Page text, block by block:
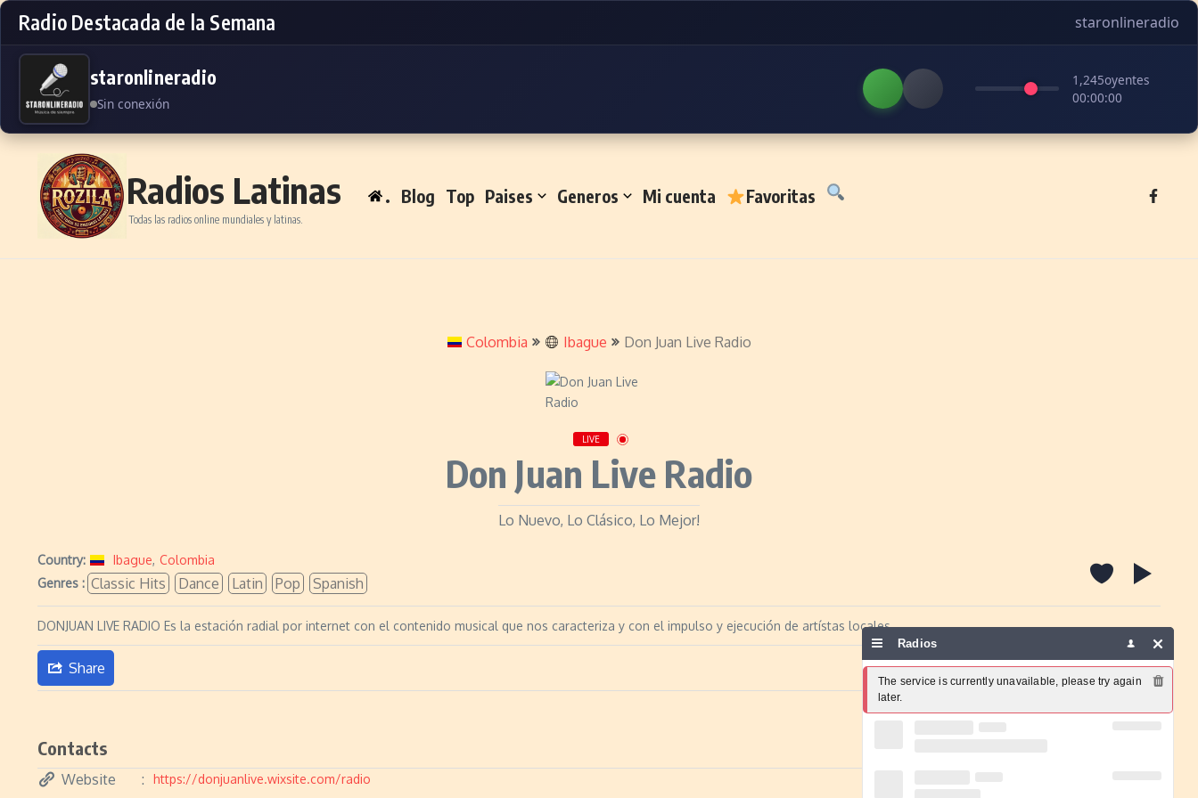
Radio Destacada de la Semana staronlineradio
staronlineradio
Sin conexión
1,245oyentes
00:00:00
Skip to content
Radios Latinas
Todas las radios online mundiales y latinas.
. Blog Top Paises Generos Mi cuenta Favoritas
Colombia Ibague Don Juan Live Radio
LIVE
Don Juan Live Radio
Lo Nuevo, Lo Clásico, Lo Mejor!
Country: Ibague, Colombia
Genres : Classic Hits Dance Latin Pop Spanish
DONJUAN LIVE RADIO Es la estación radial por internet con el contenido musical que nos caracteriza y con el impulso y ejecución de artístas locales
Share Report a problem
Contacts
Website https://donjuanlive.wixsite.com/radio
Radios
The service is currently unavailable, please try again
later.